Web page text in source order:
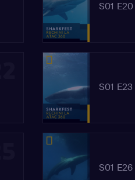
S01 E20
S01 E23
S01 E26